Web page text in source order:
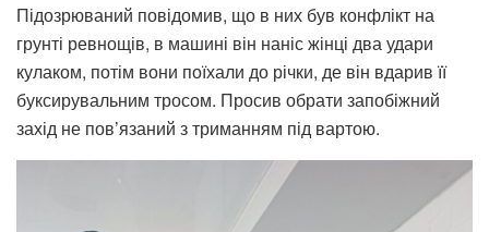
Підозрюваний повідомив, що в них був конфлікт на
грунті ревнощів, в машині він наніс жінці два удари
кулаком, потім вони поїхали до річки, де він вдарив її
буксирувальним тросом. Просив обрати запобіжний
захід не пов’язаний з триманням під вартою.